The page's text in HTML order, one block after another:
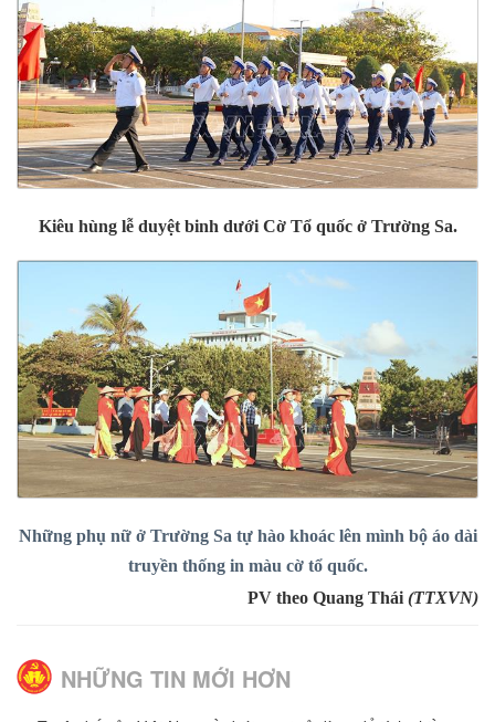
Kiêu hùng lễ duyệt binh dưới Cờ Tổ quốc ở Trường Sa.
Những phụ nữ ở Trường Sa tự hào khoác lên mình bộ áo dài
truyền thống in màu cờ tổ quốc.
PV theo Quang Thái (TTXVN)
NHỮNG TIN MỚI HƠN